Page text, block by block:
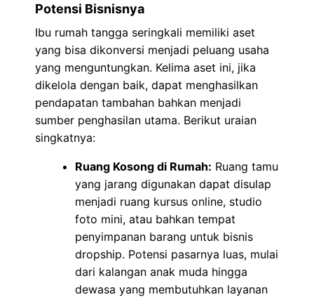
Potensi Bisnisnya
Ibu rumah tangga seringkali memiliki aset
yang bisa dikonversi menjadi peluang usaha
yang menguntungkan. Kelima aset ini, jika
dikelola dengan baik, dapat menghasilkan
pendapatan tambahan bahkan menjadi
sumber penghasilan utama. Berikut uraian
singkatnya:
Ruang Kosong di Rumah: Ruang tamu
yang jarang digunakan dapat disulap
menjadi ruang kursus online, studio
foto mini, atau bahkan tempat
penyimpanan barang untuk bisnis
dropship. Potensi pasarnya luas, mulai
dari kalangan anak muda hingga
dewasa yang membutuhkan layanan